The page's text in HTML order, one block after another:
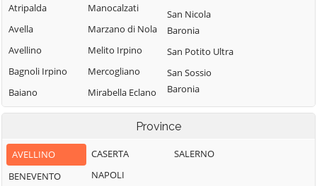
Atripalda
Avella
Avellino
Bagnoli Irpino
Baiano
Bisaccia
Cairano
Calabritto
Manocalzati
Marzano di Nola
Melito Irpino
Mercogliano
Mirabella Eclano
Montaguto
Montecalvo
Irpino
Montefalcione
San Nicola
Baronia
San Potito Ultra
San Sossio
Baronia
Sant'Andrea di
Conza
Province
AVELLINO
BENEVENTO
CASERTA
NAPOLI
SALERNO